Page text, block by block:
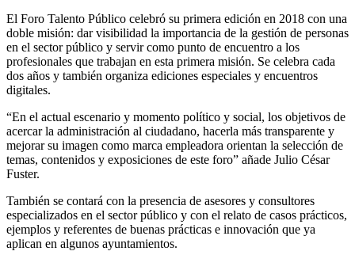
El Foro Talento Público celebró su primera edición en 2018 con una
doble misión: dar visibilidad la importancia de la gestión de personas
en el sector público y servir como punto de encuentro a los
profesionales que trabajan en esta primera misión. Se celebra cada
dos años y también organiza ediciones especiales y encuentros
digitales.
“En el actual escenario y momento político y social, los objetivos de
acercar la administración al ciudadano, hacerla más transparente y
mejorar su imagen como marca empleadora orientan la selección de
temas, contenidos y exposiciones de este foro” añade Julio César
Fuster.
También se contará con la presencia de asesores y consultores
especializados en el sector público y con el relato de casos prácticos,
ejemplos y referentes de buenas prácticas e innovación que ya
aplican en algunos ayuntamientos.